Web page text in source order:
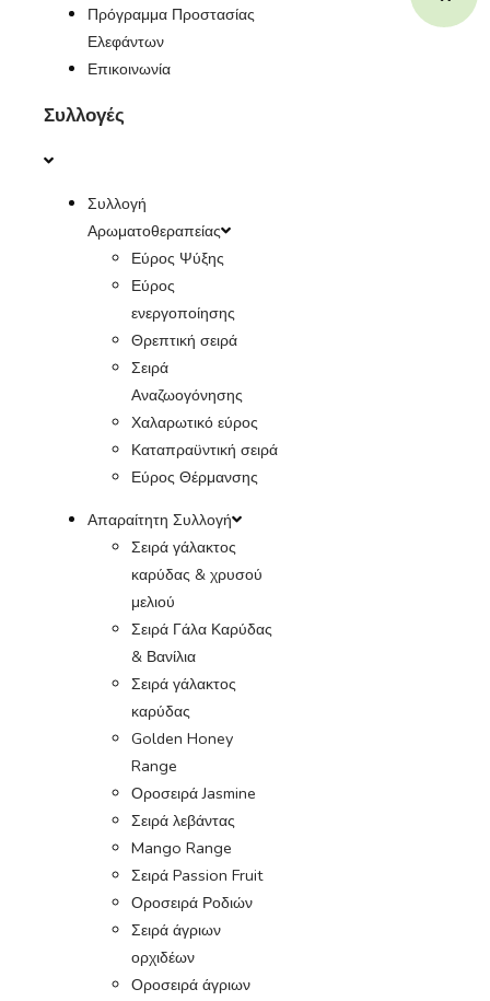
Πρόγραμμα Προστασίας
Ελεφάντων
Επικοινωνία
Συλλογές
Συλλογή
Αρωματοθεραπείας
Εύρος Ψύξης
Εύρος
ενεργοποίησης
Θρεπτική σειρά
Σειρά
Αναζωογόνησης
Χαλαρωτικό εύρος
Καταπραϋντική σειρά
Εύρος Θέρμανσης
Απαραίτητη Συλλογή
Σειρά γάλακτος
καρύδας & χρυσού
μελιού
Σειρά Γάλα Καρύδας
& Βανίλια
Σειρά γάλακτος
καρύδας
Golden Honey
Range
Οροσειρά Jasmine
Σειρά λεβάντας
Mango Range
Σειρά Passion Fruit
Οροσειρά Ροδιών
Σειρά άγριων
ορχιδέων
Οροσειρά άγριων